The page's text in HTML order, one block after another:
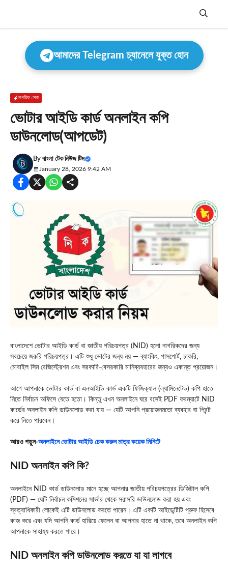
Menu
আমাদের Telegram চ্যানেলে যুক্ত হোন
নাগরিক সেবা
ভোটার আইডি কার্ড অনলাইন কপি
ডাউনলোড(আপডেট)
By বাংলা টেক নিউজ টিম
January 28, 2026 9:42 AM
বাংলাদেশে ভোটার আইডি কার্ড বা জাতীয় পরিচয়পত্র (NID) হলো নাগরিকদের জন্য
সবচেয়ে জরুরি পরিচয়পত্র। এটি শুধু ভোটের জন্য নয় — ব্যাংকিং, পাসপোর্ট, চাকরি,
মোবাইল সিম রেজিস্ট্রেশন এবং সরকারি‑বেসরকারি মানিব্যবহারের জন্যও একান্ত প্রয়োজন।
আগে আপনাকে ভোটার কার্ড বা এনআইডি কার্ড একটি ফিজিক্যাল (ল্যামিনেটেড) কপি হাতে
নিতে নির্বাচন অফিসে যেতে হতো। কিন্তু এখন অনলাইনে ঘরে বসেই PDF ফরম্যাটে NID
কার্ডের অনলাইন কপি ডাউনলোড করা যায় — যেটি আপনি প্রয়োজনমতো ব্যবহার বা প্রিন্ট
করে নিতে পারবেন।
আরও পড়ুন-অনলাইনে ভোটার আইডি চেক করুন মাত্র কয়েক মিনিটে
NID অনলাইন কপি কি?
অনলাইনে NID কার্ড ডাউনলোড মানে হচ্ছে আপনার জাতীয় পরিচয়পত্রের ডিজিটাল কপি
(PDF) — যেটি নির্বাচন কমিশনের সার্ভার থেকে সরাসরি ডাউনলোড করা হয় এবং
স্বত্বাধিকারী লোকেই এটি ডাউনলোড করতে পারেন। এটি একটি আইডেন্টিটি প্রুফ হিসেবে
কাজ করে এবং যদি আপনি কার্ড হারিয়ে ফেলেন বা আপনার হাতে না থাকে, তবে অনলাইন কপি
আপনাকে সাহায্য করতে পারে।
NID অনলাইন কপি ডাউনলোড করতে যা যা লাগবে